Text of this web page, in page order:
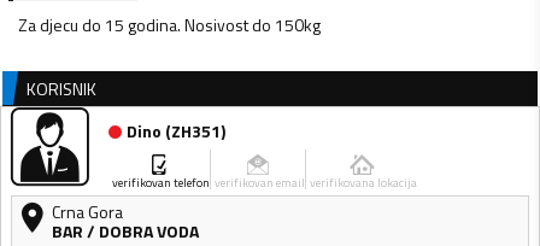
Za djecu do 15 godina. Nosivost do 150kg
KORISNIK
Dino (ZH351)
verifikovan telefon verifikovan email verifikovana lokacija
Crna Gora
BAR/ DOBRA VODA